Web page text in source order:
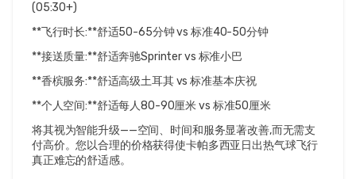
(05:30+)
**飞行时长:**舒适50-65分钟 vs 标准40-50分钟
**接送质量:**舒适奔驰Sprinter vs 标准小巴
**香槟服务:**舒适高级土耳其 vs 标准基本庆祝
**个人空间:**舒适每人80-90厘米 vs 标准50厘米
将其视为智能升级——空间、时间和服务显著改善,而无需支
付高价。您以合理的价格获得使卡帕多西亚日出热气球飞行
真正难忘的舒适感。